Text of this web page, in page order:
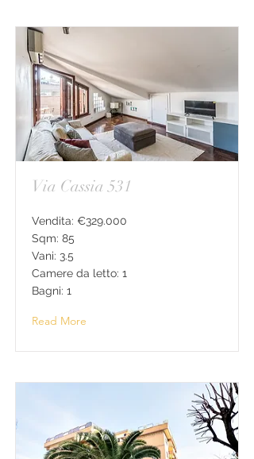
Via Cassia 531
Vendita: €329.000
Sqm: 85
Vani: 3.5
Camere da letto: 1
Bagni: 1
Read More